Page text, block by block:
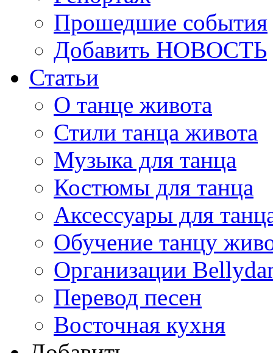
Прошедшие события
Добавить НОВОСТЬ
Статьи
О танце живота
Стили танца живота
Музыка для танца
Костюмы для танца
Аксессуары для
Обучение танцу
Организации
Перевод песен
Восточная кухня